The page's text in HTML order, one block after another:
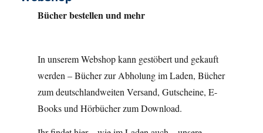
Bücher bestellen und mehr
In unserem Webshop kann gestöbert und gekauft
werden – Bücher zur Abholung im Laden, Bücher
zum deutschlandweiten Versand, Gutscheine, E-
Books und Hörbücher zum Download.